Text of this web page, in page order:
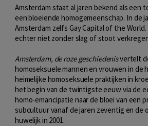
Amsterdam staat al jaren bekend als een
een bloeiende homogemeenschap. In de
Amsterdam zelfs Gay Capital of the
echter niet zonder slag of stoot
Amsterdam, de roze geschiedenisvertelt
homoseksuele mannen en vrouwen in de
heimelijke homoseksuele praktijken in
het begin van de twintigste eeuw via de
homo-emancipatie naar de bloei van een
subcultuur vanaf de jaren zeventig en de
huwelijk in 2001.